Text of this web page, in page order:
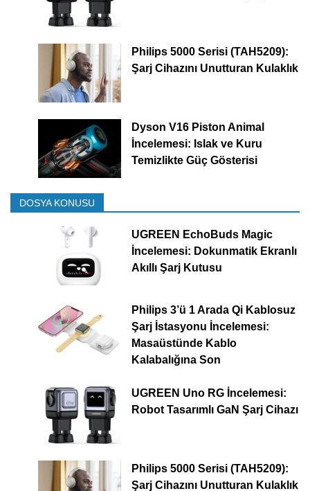
Philips 5000 Serisi (TAH5209):
Şarj Cihazını Unutturan Kulaklık
Dyson V16 Piston Animal
İncelemesi: Islak ve Kuru
Temizlikte Güç Gösterisi
DOSYA KONUSU
UGREEN EchoBuds Magic
İncelemesi: Dokunmatik Ekranlı
Akıllı Şarj Kutusu
Philips 3’ü 1 Arada Qi Kablosuz
Şarj İstasyonu İncelemesi:
Masaüstünde Kablo
Kalabalığına Son
UGREEN Uno RG İncelemesi:
Robot Tasarımlı GaN Şarj Cihazı
Philips 5000 Serisi (TAH5209):
Şarj Cihazını Unutturan Kulaklık